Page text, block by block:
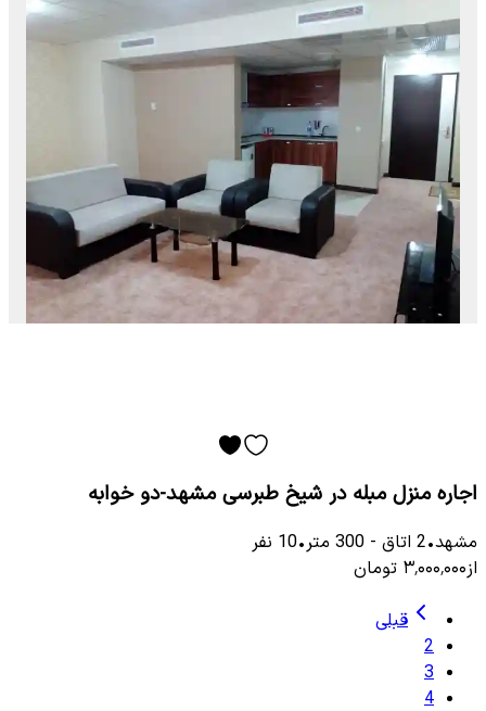
اجاره منزل مبله در شیخ طبرسی مشهد-دو خوابه
مشهد•
2 اتاق -
300 متر•
10 نفر
از۳٬۰۰۰٬۰۰۰ تومان
قبلی
2
3
4